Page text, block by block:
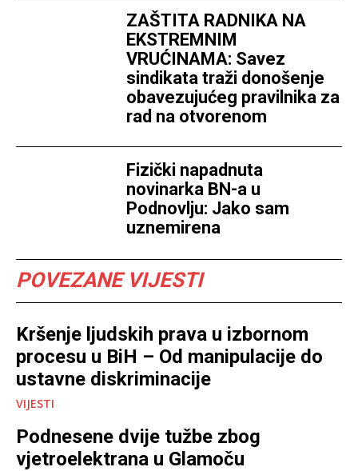
ZAŠTITA RADNIKA NA
EKSTREMNIM
VRUĆINAMA: Savez
sindikata traži donošenje
obavezujućeg pravilnika za
rad na otvorenom
Fizički napadnuta
novinarka BN-a u
Podnovlju: Jako sam
uznemirena
POVEZANE VIJESTI
Kršenje ljudskih prava u izbornom
procesu u BiH – Od manipulacije do
ustavne diskriminacije
VIJESTI
Podnesene dvije tužbe zbog
vjetroelektrana u Glamoču